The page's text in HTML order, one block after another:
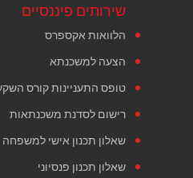
שירותים פיננסיים
הלוואות אקספרס
הצעה למשכנתא
טופס התעניינות קורס
רישום לסדנת משכנתאות
שאלון תכנון אישי למשפחה
שאלון תכנון פנסיוני